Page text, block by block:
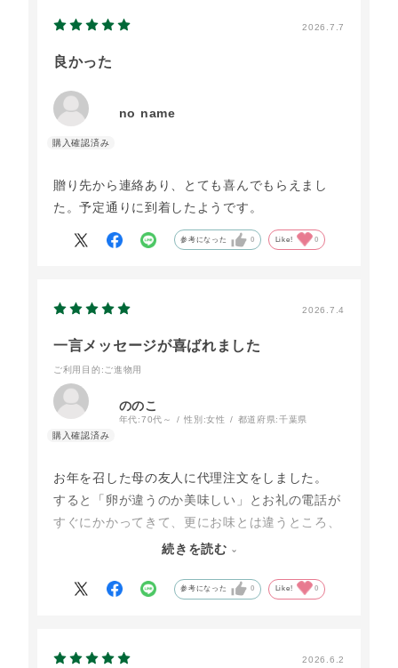
2026.7.7
良かった
no name
贈り先から連絡あり、とても喜んでもらえまし
た。予定通りに到着したようです。
参考になった 0 Like! 0
2026.7.4
一言メッセージが喜ばれました
ご利用目的 :ご進物用
ののこ
年代:70代～ 性別:女性 都道府県:千葉県
お年を召した母の友人に代理注文をしました。
すると「卵が違うのか美味しい」とお礼の電話が
すぐにかかってきて、更にお味とは違うところ、
お店からの一言メッセージが「嬉しかった」と繰
ただ商品を送るだけではなく、「お店の方から言
次回は自分に買ってみようと思います。
続きを読む
参考になった 0 Like! 0
2026.6.2